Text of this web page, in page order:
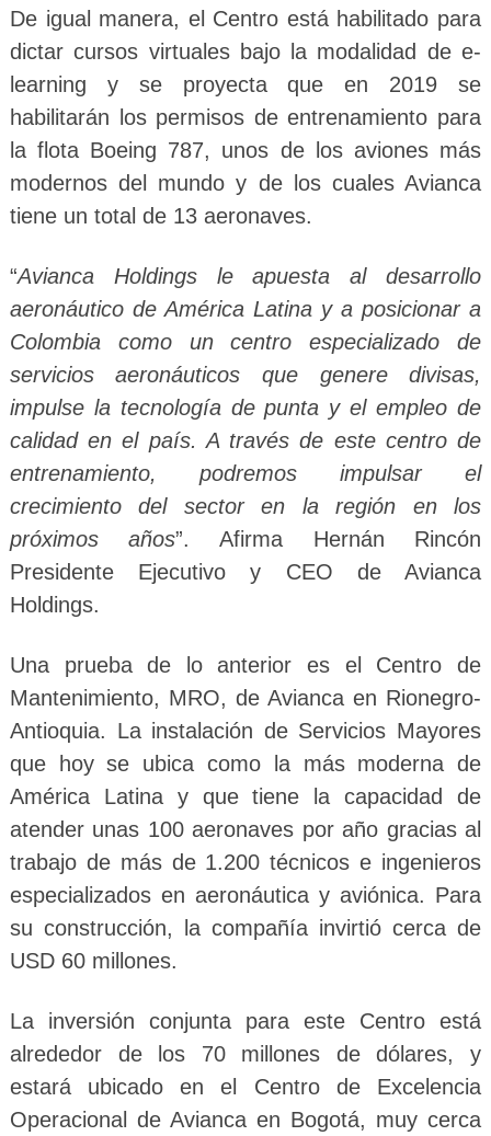
De igual manera, el Centro está habilitado para
dictar cursos virtuales bajo la modalidad de e-
learning y se proyecta que en 2019 se
habilitarán los permisos de entrenamiento para
la flota Boeing 787, unos de los aviones más
modernos del mundo y de los cuales Avianca
tiene un total de 13 aeronaves.
“Avianca Holdings le apuesta al desarrollo
aeronáutico de América Latina y a posicionar a
Colombia como un centro especializado de
servicios aeronáuticos que genere divisas,
impulse la tecnología de punta y el empleo de
calidad en el país. A través de este centro de
entrenamiento, podremos impulsar el
crecimiento del sector en la región en los
próximos años”. Afirma Hernán Rincón
Presidente Ejecutivo y CEO de Avianca
Holdings.
Una prueba de lo anterior es el Centro de
Mantenimiento, MRO, de Avianca en Rionegro-
Antioquia. La instalación de Servicios Mayores
que hoy se ubica como la más moderna de
América Latina y que tiene la capacidad de
atender unas 100 aeronaves por año gracias al
trabajo de más de 1.200 técnicos e ingenieros
especializados en aeronáutica y aviónica. Para
su construcción, la compañía invirtió cerca de
USD 60 millones.
La inversión conjunta para este Centro está
alrededor de los 70 millones de dólares, y
estará ubicado en el Centro de Excelencia
Operacional de Avianca en Bogotá, muy cerca